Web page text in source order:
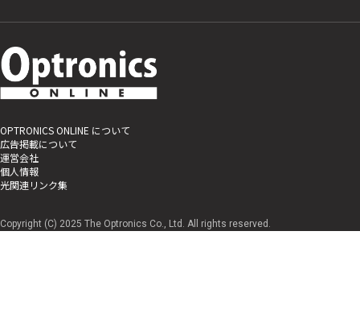
OPTRONICS ONLINE について
広告掲載について
運営会社
個人情報
光関連リンク集
Copyright (C) 2025 The Optronics Co., Ltd. All rights reserved.